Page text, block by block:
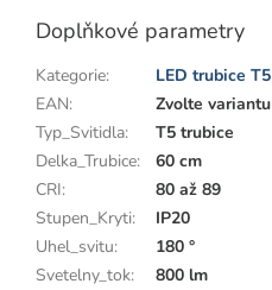
Doplňkové parametry
Kategorie:
LED trubice T5
EAN:
Zvolte variantu
Typ_Svitidla:
T5 trubice
Delka_Trubice:
60 cm
CRI:
80 až 89
Stupen_Kryti:
IP20
Uhel_svitu:
180 °
Svetelny_tok:
800 lm